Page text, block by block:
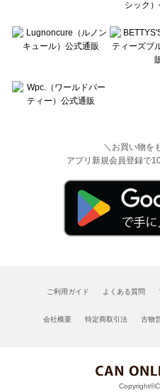
＼お買い物を
アプリ新規会員登録で
ご利用ガイド よくある質問
会社概要 特定商取引法 古物